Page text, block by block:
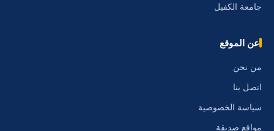
جامعة الكفيل
عن الموقع
من نحن
اتصل بنا
سياسة الخصوصية
مواقع صديقة